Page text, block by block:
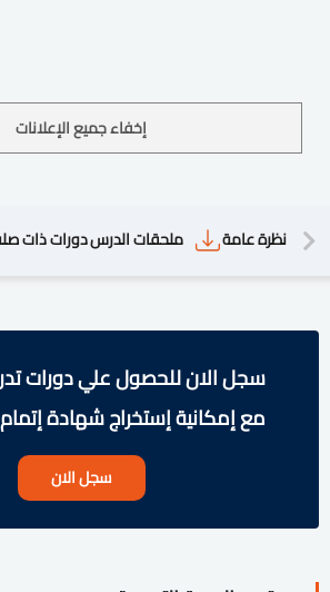
إخفاء جميع الإعلانات
نظرة عامة ملحقات الدرسدورات ذات
سجل الان للحصول علي دورات
مع إمكانية إستخراج شهادة
سجل الان